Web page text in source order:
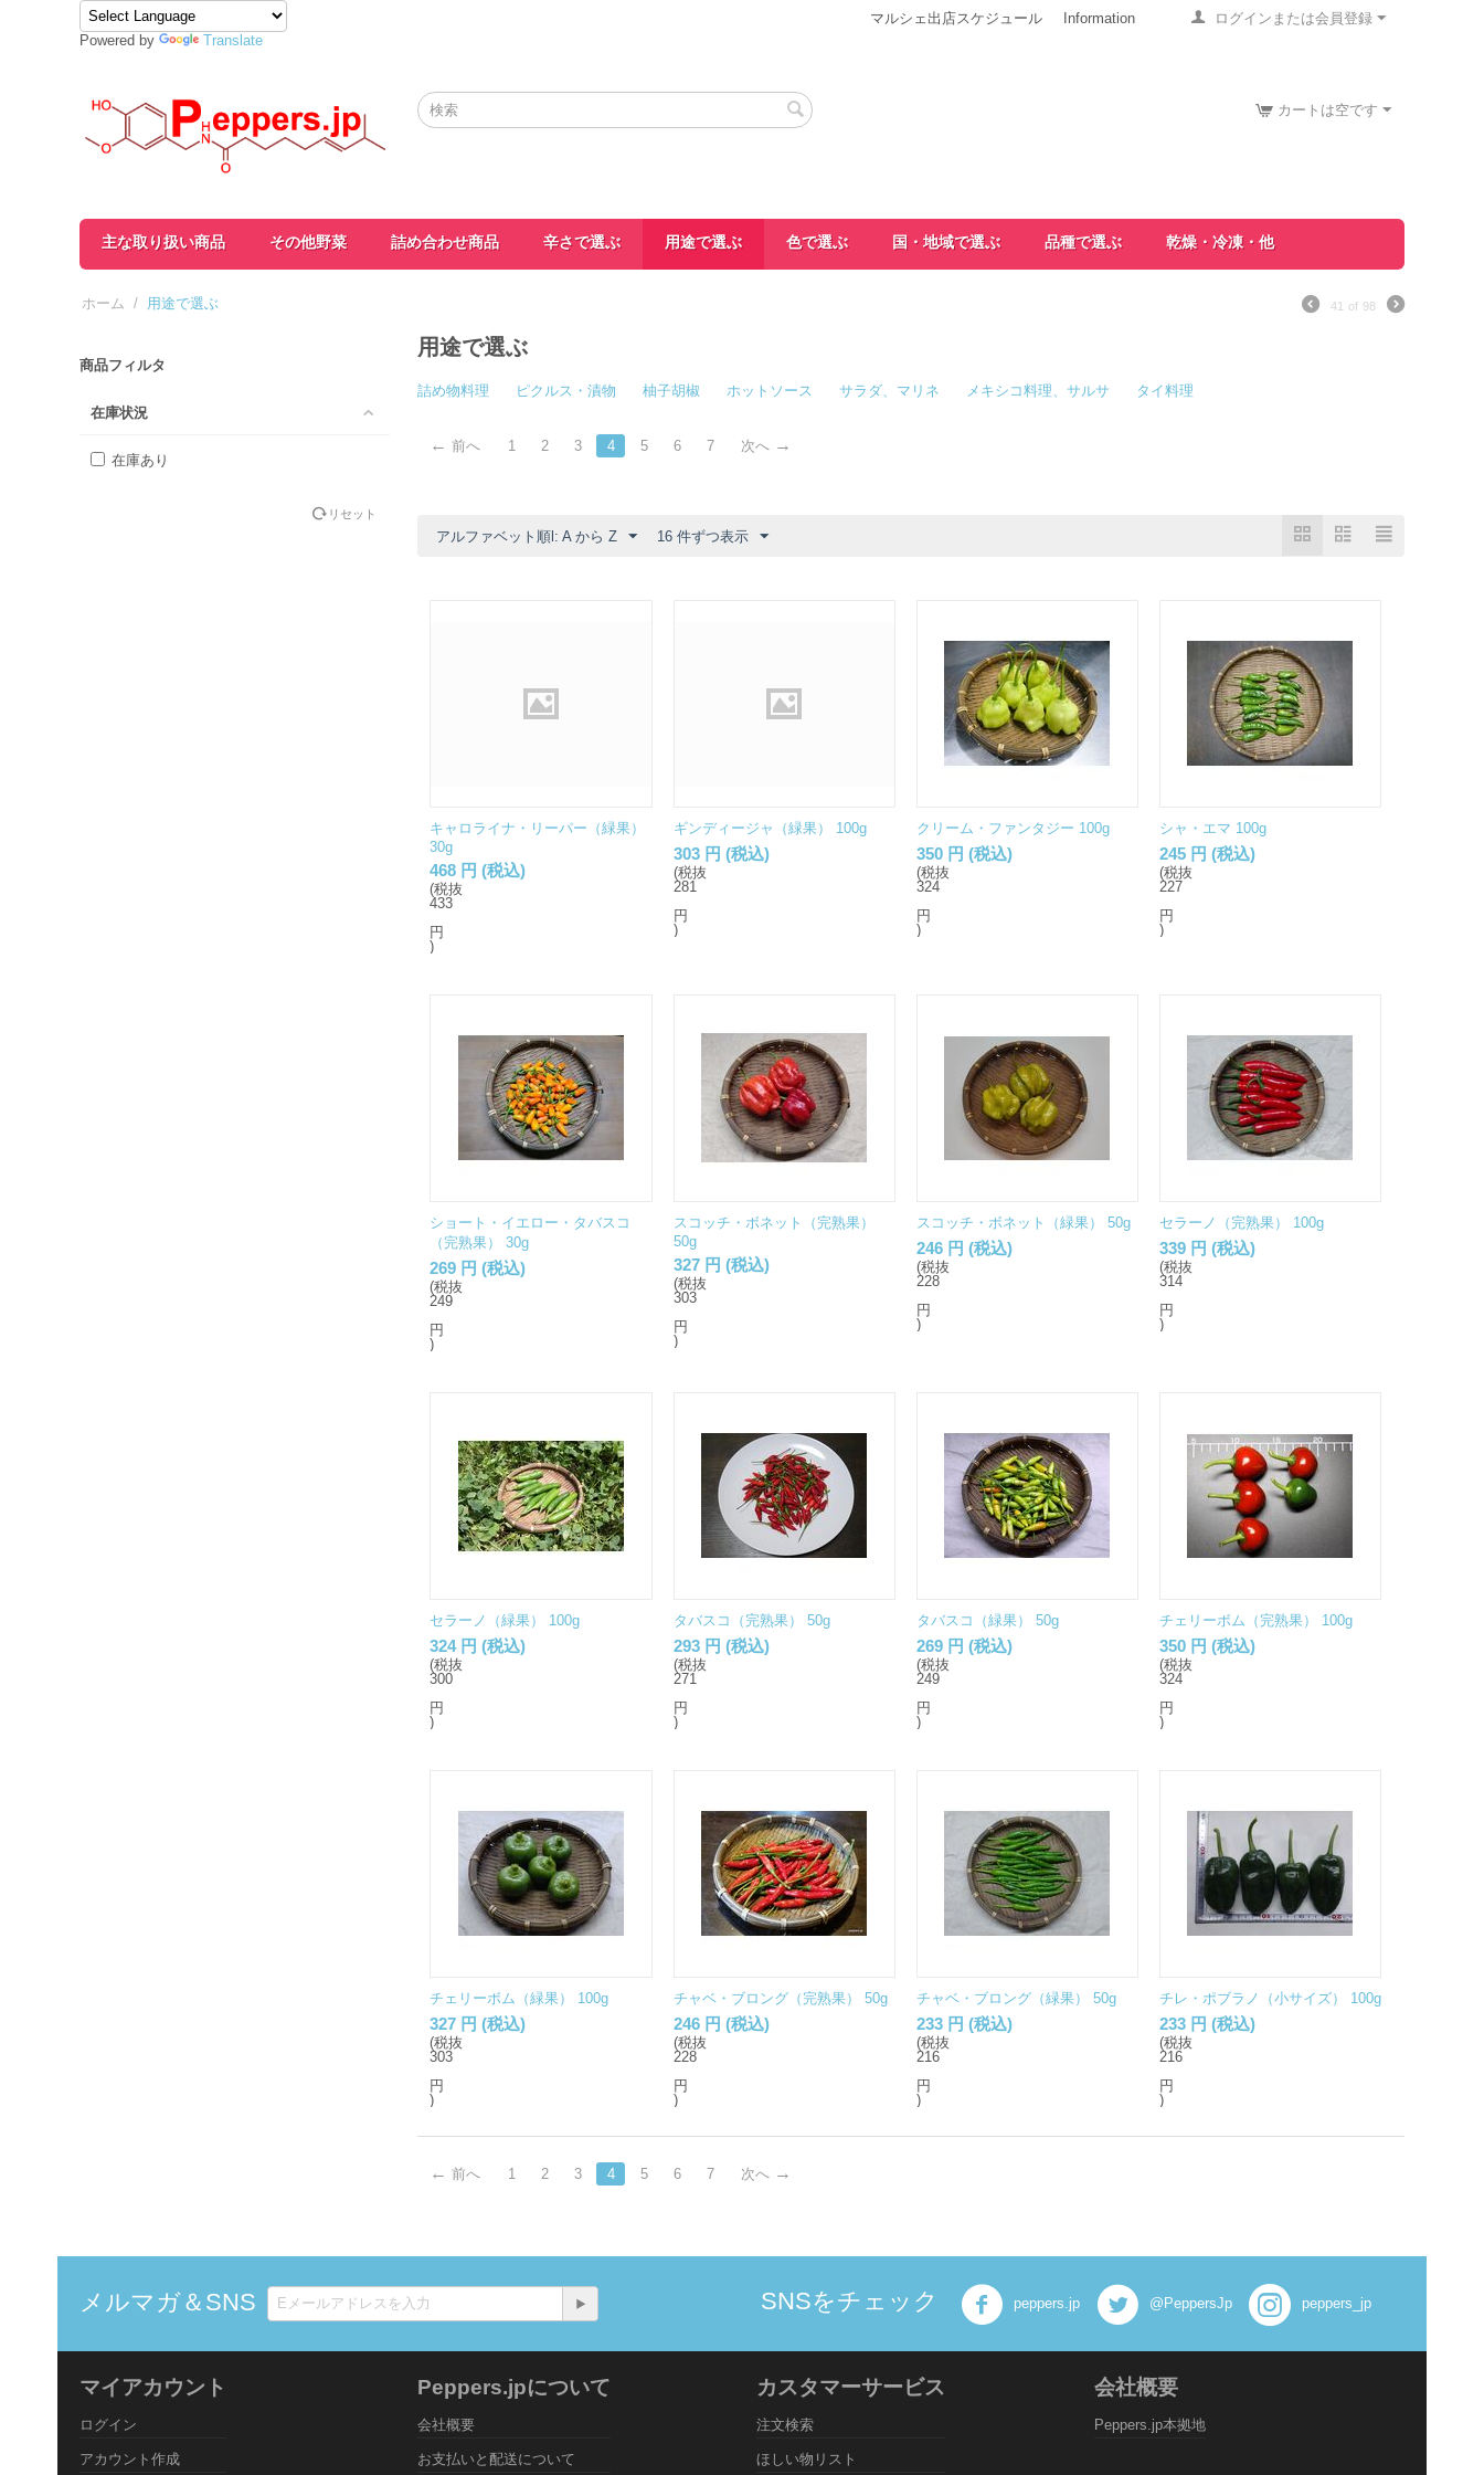
Powered by Translate
ログインまたは会員登録
マルシェ出店スケジュール Information
カートは空です
主な取り扱い商品 その他野菜 詰め合わせ商品 辛さで選ぶ 用途で選ぶ 色で選ぶ 国・地域で選ぶ 品種で選ぶ 乾燥・冷凍・他
ホーム / 用途で選ぶ 41 of 98
商品フィルタ
在庫状況
在庫あり
リセット
用途で選ぶ
詰め物料理 ピクルス・漬物 柚子胡椒 ホットソース サラダ、マリネ メキシコ料理、サルサ タイ料理
前へ 1 2 3 4 5 6 7 次へ
アルファベット順l: A から Z 16 件ずつ表示
キャロライナ・リーパー（緑果）
30g
468 円 (税込)
(税抜
433
円
)
ギンディージャ（緑果） 100g
303 円 (税込)
(税抜
281
円
)
クリーム・ファンタジー 100g
350 円 (税込)
(税抜
324
円
)
シャ・エマ 100g
245 円 (税込)
(税抜
227
円
)
ショート・イエロー・タバスコ
（完熟果） 30g
269 円 (税込)
(税抜
249
円
)
スコッチ・ボネット（完熟果）
50g
327 円 (税込)
(税抜
303
円
)
スコッチ・ボネット（緑果） 50g
246 円 (税込)
(税抜
228
円
)
セラーノ（完熟果） 100g
339 円 (税込)
(税抜
314
円
)
セラーノ（緑果） 100g
324 円 (税込)
(税抜
300
円
)
タバスコ（完熟果） 50g
293 円 (税込)
(税抜
271
円
)
タバスコ（緑果） 50g
269 円 (税込)
(税抜
249
円
)
チェリーボム（完熟果） 100g
350 円 (税込)
(税抜
324
円
)
チェリーボム（緑果） 100g
327 円 (税込)
(税抜
303
円
)
チャベ・ブロング（完熟果） 50g
246 円 (税込)
(税抜
228
円
)
チャベ・ブロング（緑果） 50g
233 円 (税込)
(税抜
216
円
)
チレ・ポブラノ（小サイズ） 100g
233 円 (税込)
(税抜
216
円
)
前へ 1 2 3 4 5 6 7 次へ
メルマガ＆SNS SNSをチェック peppers.jp @PeppersJp peppers_jp
マイアカウント
ログイン
アカウント作成
Peppers.jpについて
会社概要
お支払いと配送について
カスタマーサービス
注文検索
ほしい物リスト
会社概要
Peppers.jp本拠地